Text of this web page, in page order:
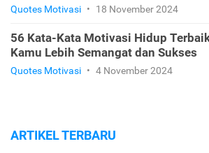
Quotes Motivasi • 18 November 2024
56 Kata-Kata Motivasi Hidup
Kamu Lebih Semangat dan Sukses
Quotes Motivasi • 4 November 2024
ARTIKEL TERBARU